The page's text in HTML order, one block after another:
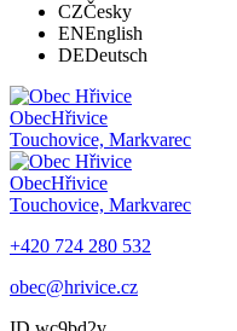
CZČesky
ENEnglish
DEDeutsch
ObecHřivice
Touchovice, Markvarec
ObecHřivice
Touchovice, Markvarec
+420 724 280 532
obec@hrivice.cz